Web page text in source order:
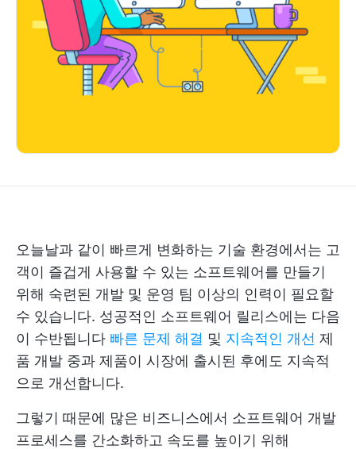
오늘날과 같이 빠르게 변화하는 기술 환경에서는 고
객이 즐겁게 사용할 수 있는 소프트웨어를 만들기
위해 숙련된 개발 및 운영 팀 이상의 인력이 필요할
수 있습니다. 성공적인 소프트웨어 릴리스에는 다음
이 수반됩니다 빠른 문제 해결 및 지속적인 개선 제
품 개발 중과 제품이 시장에 출시된 후에도 지속적
으로 개선합니다.
그렇기 때문에 많은 비즈니스에서 소프트웨어 개발
프로세스를 간소화하고 속도를 높이기 위해